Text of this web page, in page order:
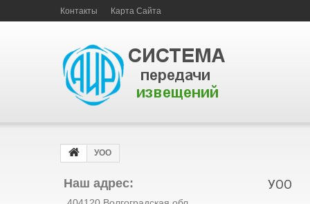
Контакты Карта Сайта
УОО
Наш адрес: УОО